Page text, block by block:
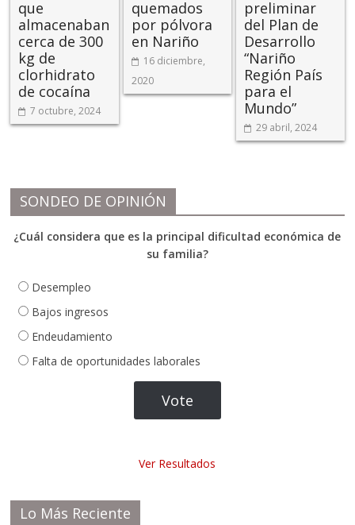
que
almacenaban
cerca de 300
kg de
clorhidrato
de cocaína
7 octubre, 2024
quemados
por pólvora
en Nariño
16 diciembre,
2020
preliminar
del Plan de
Desarrollo
“Nariño
Región País
para el
Mundo”
29 abril, 2024
SONDEO DE OPINIÓN
¿Cuál considera que es la principal dificultad económica de
su familia?
Desempleo
Bajos ingresos
Endeudamiento
Falta de oportunidades laborales
Ver Resultados
Lo Más Reciente